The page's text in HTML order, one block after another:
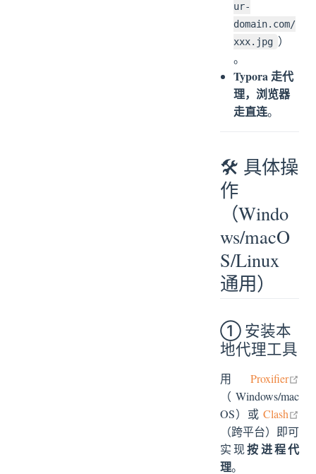
ur-
domain.com/
xxx.jpg ）
。
Typora 走代
理，浏览器
走直连。
🛠️ 具体操
作
（Windo
ws/macO
S/Linux
通用）
① 安装本
地代理工具
用 Proxifier
（Windows/mac
OS）或 Clash
（跨平台）即可
实现按进程代
理。